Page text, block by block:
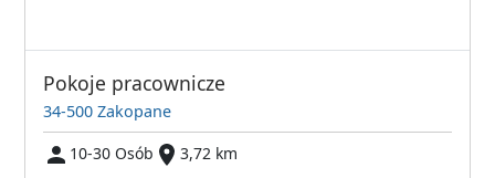
Pokoje pracownicze
34-500 Zakopane
10-30 Osób
3,72 km